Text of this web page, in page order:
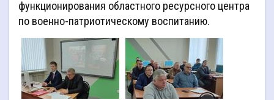
функционирования областного ресурсного центра
по военно-патриотическому воспитанию.